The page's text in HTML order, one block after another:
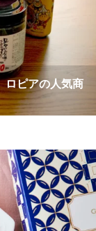
ロピアの人気商